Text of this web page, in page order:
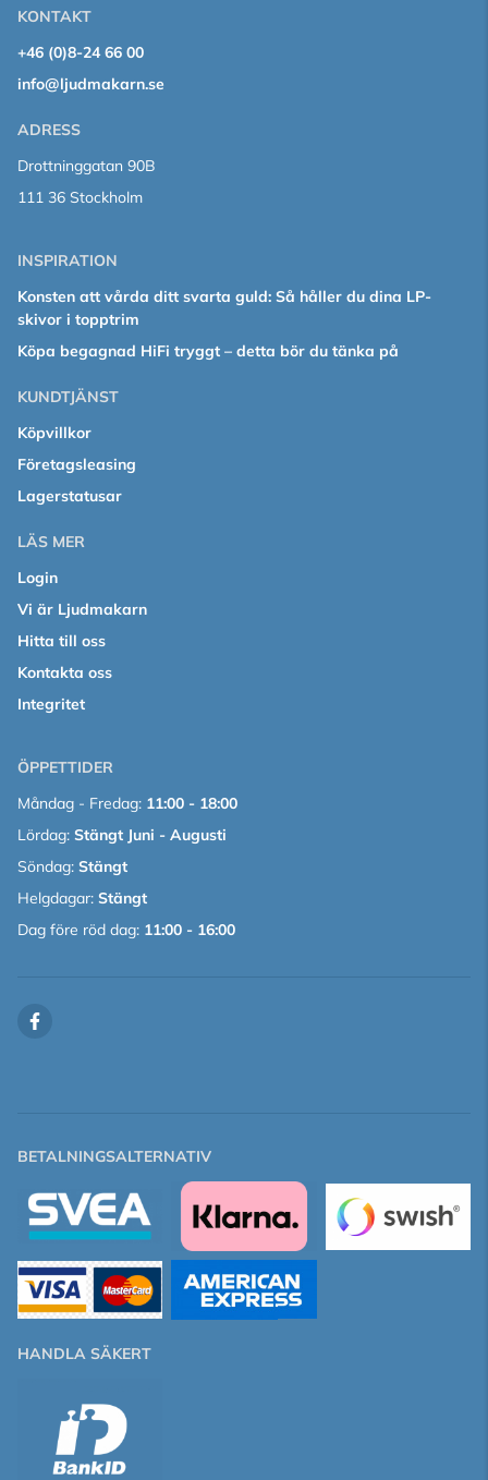
KONTAKT
+46 (0)8-24 66 00
info@ljudmakarn.se
ADRESS
Drottninggatan 90B
111 36 Stockholm
INSPIRATION
Konsten att vårda ditt svarta guld: Så håller du dina LP-
skivor i topptrim
Köpa begagnad HiFi tryggt – detta bör du tänka på
KUNDTJÄNST
Köpvillkor
Företagsleasing
Lagerstatusar
LÄS MER
Login
Vi är Ljudmakarn
Hitta till oss
Kontakta oss
Integritet
ÖPPETTIDER
Måndag - Fredag: 11:00 - 18:00
Lördag: Stängt Juni - Augusti
Söndag: Stängt
Helgdagar: Stängt
Dag före röd dag: 11:00 - 16:00
BETALNINGSALTERNATIV
HANDLA SÄKERT